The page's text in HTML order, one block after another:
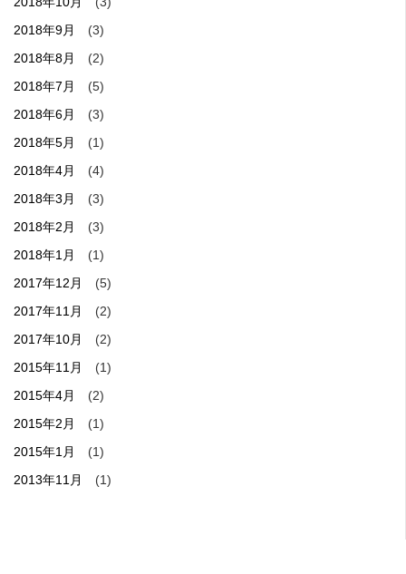
2018年9月
(3)
2018年8月
(2)
2018年7月
(5)
2018年6月
(3)
2018年5月
(1)
2018年4月
(4)
2018年3月
(3)
2018年2月
(3)
2018年1月
(1)
2017年12月
(5)
2017年11月
(2)
2017年10月
(2)
2015年11月
(1)
2015年4月
(2)
2015年2月
(1)
2015年1月
(1)
2013年11月
(1)